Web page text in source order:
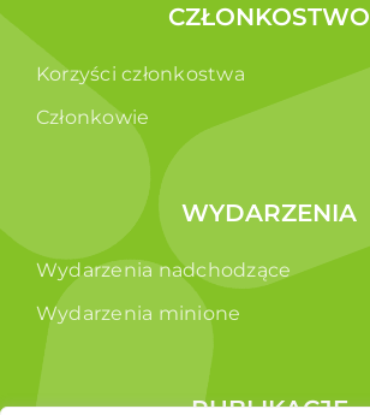
CZŁONKOSTWO
Korzyści członkostwa
Członkowie
WYDARZENIA
Wydarzenia nadchodzące
Wydarzenia minione
PUBLIKACJE